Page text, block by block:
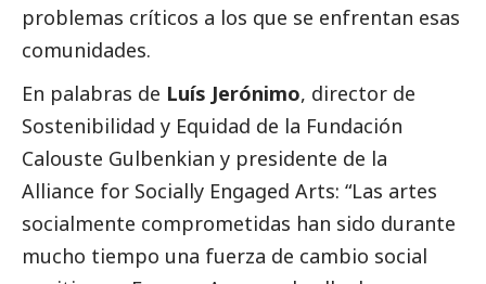
problemas críticos a los que se enfrentan esas
comunidades.
En palabras de Luís Jerónimo, director de
Sostenibilidad y Equidad de la Fundación
Calouste Gulbenkian y presidente de la
Alliance for Socially Engaged Arts: “Las artes
socialmente comprometidas han sido durante
mucho tiempo una fuerza de cambio social